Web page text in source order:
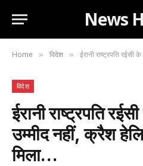
News
Home » विदेश » ईरानी राष्ट्रपति रईसी के
विदेश
ईरानी राष्ट्रपति
उम्मीद नहीं, क्रैश
मिला…